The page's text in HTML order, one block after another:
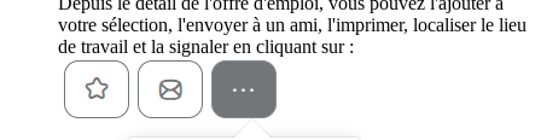
votre sélection, l'envoyer à un ami, l'imprimer, localiser le lieu
de travail et la signaler en cliquant sur :